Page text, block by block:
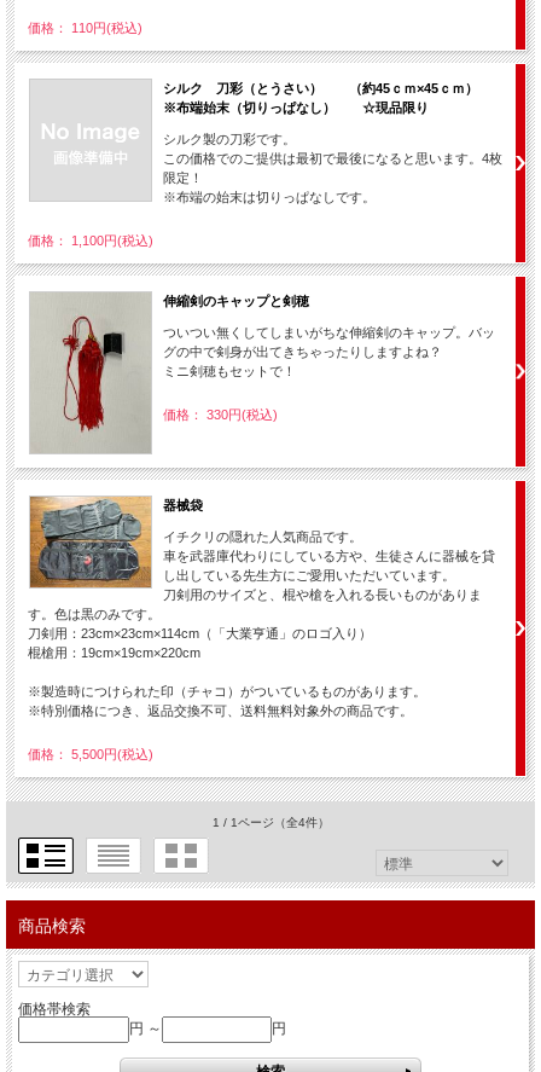
価格： 110円(税込)
シルク 刀彩（とうさい） （約45ｃｍ×45ｃｍ）
※布端始末（切りっぱなし） ☆現品限り
シルク製の刀彩です。
この価格でのご提供は最初で最後になると思います。4枚
限定！
※布端の始末は切りっぱなしです。
価格： 1,100円(税込)
伸縮剣のキャップと剣穂
ついつい無くしてしまいがちな伸縮剣のキャップ。バッ
グの中で剣身が出てきちゃったりしますよね？
ミニ剣穂もセットで！
価格： 330円(税込)
器械袋
イチクリの隠れた人気商品です。
車を武器庫代わりにしている方や、生徒さんに器械を貸
し出している先生方にご愛用いただいています。
刀剣用のサイズと、棍や槍を入れる長いものがありま
す。色は黒のみです。
刀剣用：23cm×23cm×114cm（「大業亨通」のロゴ入り）
棍槍用：19cm×19cm×220cm
※製造時につけられた印（チャコ）がついているものがあります。
※特別価格につき、返品交換不可、送料無料対象外の商品です。
価格： 5,500円(税込)
1 / 1ページ （全4件）
商品検索
価格帯検索
円 ～
円